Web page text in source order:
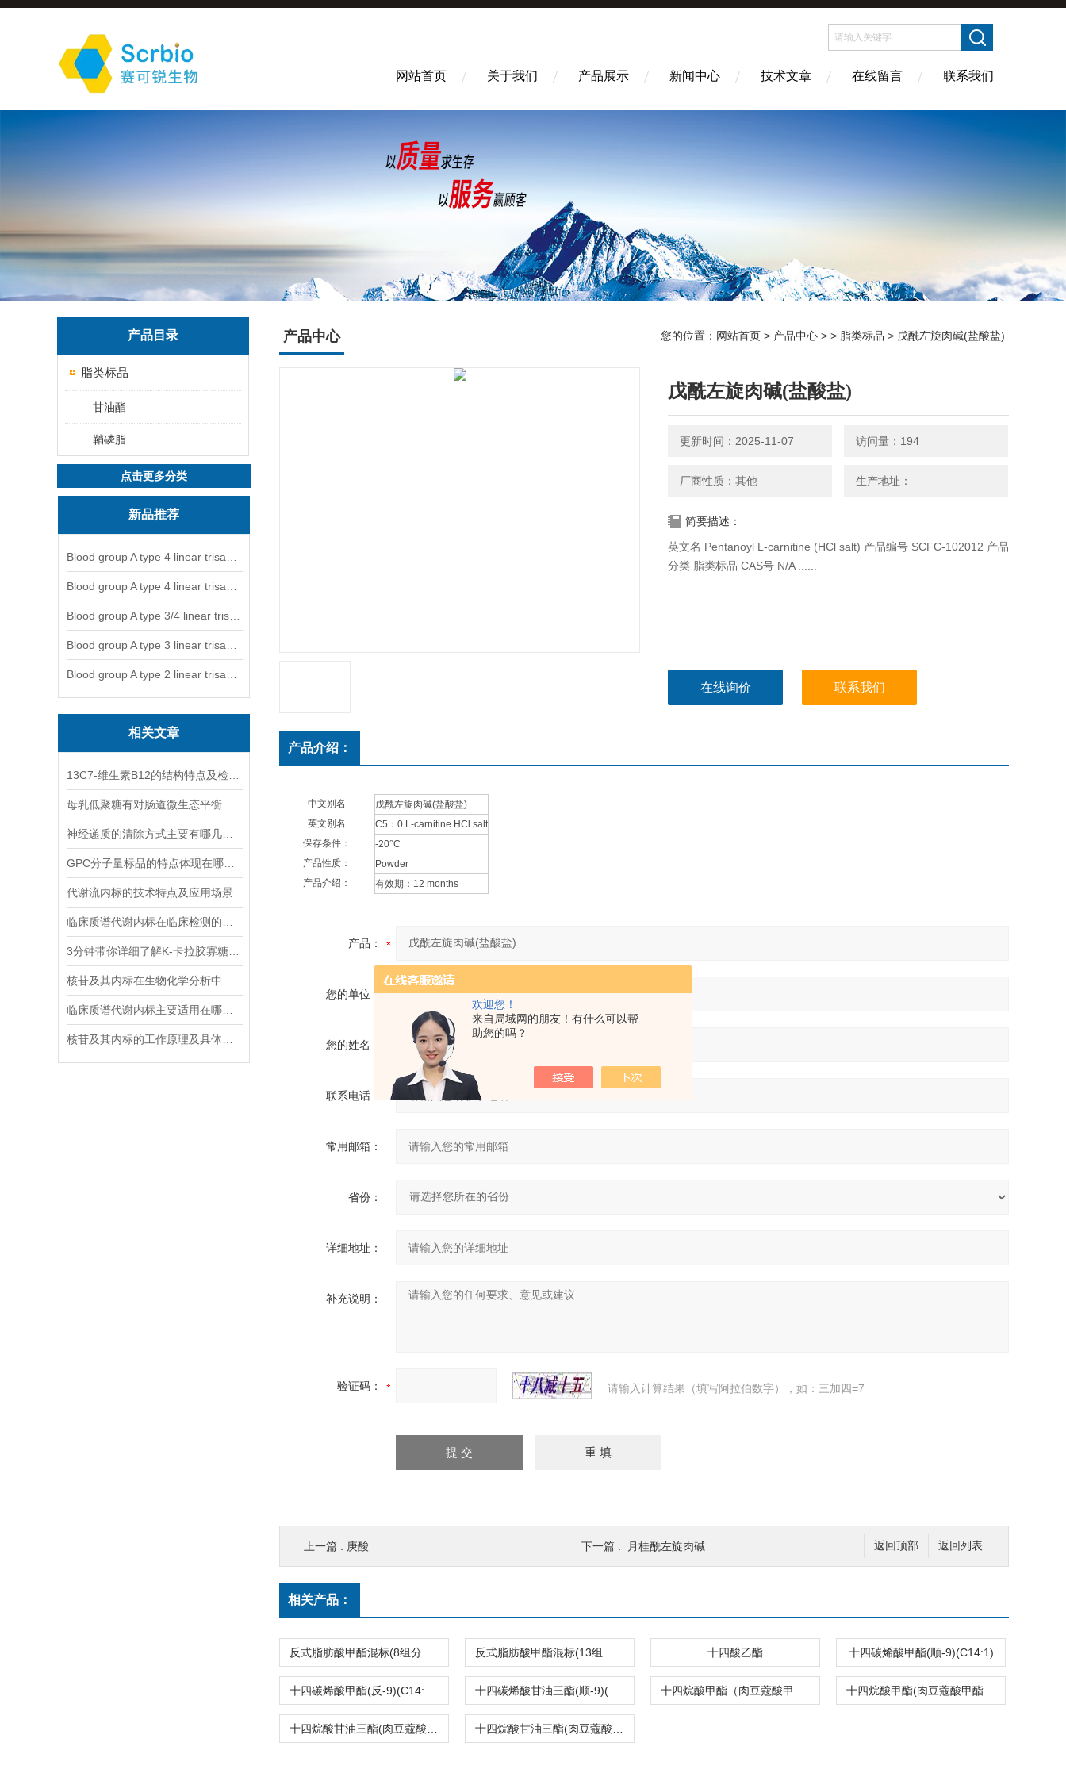
欢迎您！
来自局域网的朋友！有什么可以帮
助您的吗？
网站首页 关于我们 产品展示 新闻中心 技术文章 在线留言 联系我们
产品目录
脂类标品
甘油酯
鞘磷脂
点击更多分类
新品推荐
相关文章
代谢流内标的技术特点及应用场景
产品中心 您的位置： 网站首页 > 产品中心 > > 脂类标品 > 戊酰左旋肉碱(盐酸盐)
戊酰左旋肉碱(盐酸盐)
更新时间：2025-11-07 访问量：194
厂商性质：其他 生产地址：
简要描述：
英文名 Pentanoyl L-carnitine (HCl salt) 产品编号 SCFC-102012 产品
分类 脂类标品 CAS号 N/A ......
在线询价 联系我们
产品介绍：
中文别名
戊酰左旋肉碱(盐酸盐)
英文别名
C5：0 L-carnitine HCl salt
保存条件：
-20°C
产品性质：
Powder
产品介绍：
有效期：12 months
产品：
您的单位：
您的姓名：
联系电话：
常用邮箱：
省份：
详细地址：
补充说明：
验证码： 请输入计算结果（填写阿拉伯数字），如：三加四=7
返回列表
返回顶部
上一篇 : 庚酸 下一篇 : 月桂酰左旋肉碱
相关产品：
十四酸乙酯 十四碳烯酸甲酯(顺-9)(C14:1)